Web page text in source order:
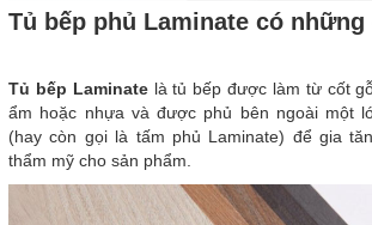
Tủ bếp phủ Laminate có
Tủ bếp Laminatelà tủ bếp được làm từ cốt
ẩm hoặc nhựa và được phủ bên ngoài một
(hay còn gọi là tấm phủ Laminate) để gia
thẩm mỹ cho sản phẩm.